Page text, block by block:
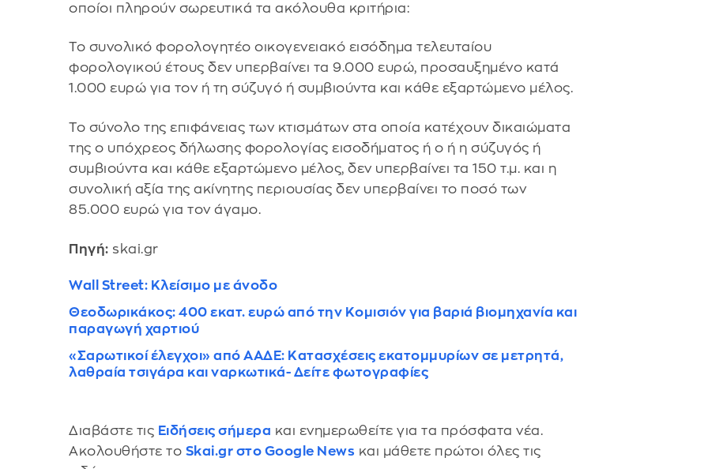
οποίοι πληρούν σωρευτικά τα ακόλουθα κριτήρια:
Το συνολικό φορολογητέο οικογενειακό εισόδημα τελευταίου
φορολογικού έτους δεν υπερβαίνει τα 9.000 ευρώ, προσαυξημένο κατά
1.000 ευρώ για τον ή τη σύζυγό ή συμβιούντα και κάθε εξαρτώμενο μέλος.
Το σύνολο της επιφάνειας των κτισμάτων στα οποία κατέχουν δικαιώματα
της ο υπόχρεος δήλωσης φορολογίας εισοδήματος ή ο ή η σύζυγός ή
συμβιούντα και κάθε εξαρτώμενο μέλος, δεν υπερβαίνει τα 150 τ.μ. και η
συνολική αξία της ακίνητης περιουσίας δεν υπερβαίνει το ποσό των
85.000 ευρώ για τον άγαμο.
Πηγή: skai.gr
Wall Street: Κλείσιμο με άνοδο
Θεοδωρικάκος: 400 εκατ. ευρώ από την Κομισιόν για βαριά βιομηχανία και
παραγωγή χαρτιού
«Σαρωτικοί έλεγχοι» από ΑΑΔΕ: Κατασχέσεις εκατομμυρίων σε μετρητά,
λαθραία τσιγάρα και ναρκωτικά- Δείτε φωτογραφίες
Διαβάστε τις Ειδήσεις σήμερα και ενημερωθείτε για τα πρόσφατα νέα.
Ακολουθήστε το Skai.gr στο Google News και μάθετε πρώτοι όλες τις